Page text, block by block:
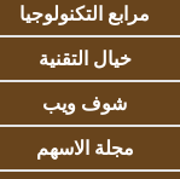
مرابع التكنولوجيا
خيال التقنية
شوف ويب
مجلة الاسهم